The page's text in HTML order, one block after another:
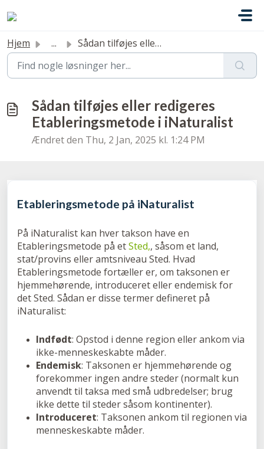
Hjem ... Sådan tilføjes eller redigeres Etableringsmetode i iNatur...
Sådan tilføjes eller redigeres
Etableringsmetode i iNaturalist
Ændret den Thu, 2 Jan, 2025 kl. 1:24 PM
Etableringsmetode på iNaturalist
På iNaturalist kan hver takson have en
Etableringsmetode på etSted,, såsom et land,
stat/provins eller amtsniveau Sted. Hvad
Etableringsmetode fortæller er, om taksonen er
hjemmehørende, introduceret eller endemisk for
det Sted. Sådan er disse termer defineret på
iNaturalist:
Indfødt: Opstod i denne region eller ankom via
ikke-menneskeskabte måder.
Endemisk: Taksonen er hjemmehørende og
forekommer ingen andre steder (normalt kun
anvendt til taksa med små udbredelser; brug
ikke dette til steder såsom kontinenter).
Introduceret: Taksonen ankom til regionen via
menneskeskabte måder.